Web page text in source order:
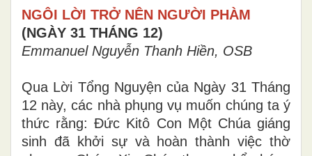
lý do nào để chối từ nữa (Góp nhặt).
NGÔI LỜI TRỞ NÊN NGƯỜI PHÀM
Emmanuel Nguyễn Thanh Hiền, OSB
Qua Lời Tổng Nguyện của Ngày 31 Tháng
12 này, các nhà phụng vụ muốn chúng ta ý